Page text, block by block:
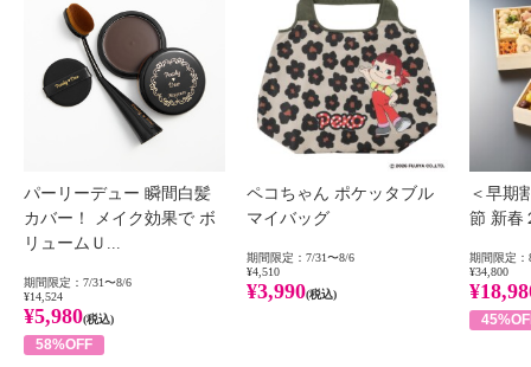
パーリーデュー 瞬間白髪
カバー！ メイク効果で ボ
リュームＵ...
期間限定：7/31〜8/6
¥14,524
¥5,980(税込)
58%OFF
ペコちゃん ポケッタブル
マイバッグ
期間限定：7/31〜8/6
¥4,510
¥3,990(税込)
＜早期
節 新春
期間限定：
¥34,800